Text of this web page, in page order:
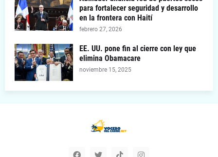
para fortalecer seguridad y desarrollo
en la frontera con Haití
febrero 27, 2026
EE. UU. pone fin al cierre con ley que
elimina Obamacare
noviembre 15, 2025